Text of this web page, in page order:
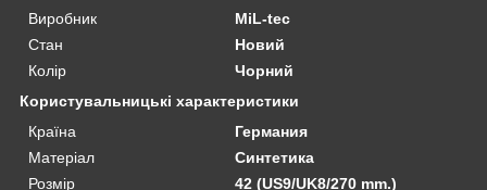
Виробник
MiL-tec
Стан
Новий
Колір
Чорний
Користувальницькі характеристики
Країна
Германия
Матеріал
Синтетика
Розмір
42 (US9/UK8/270 mm.)